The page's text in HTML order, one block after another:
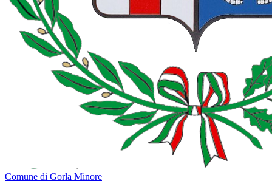
Comune di Gorla Minore